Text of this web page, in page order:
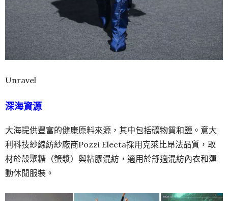
Unravel
深海資源
大海提供豐富的健康原料來源，其中包括礦物質和鹽。意大
利科技紗線紡紗廠商Pozzi Electa採用克萊比昂法品質，取
材於殼聚糖（蟹漿）與粘膠混紡，適用於舒適混紡內衣和運
動休閒服裝。